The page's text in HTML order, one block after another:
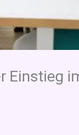
Einstieg